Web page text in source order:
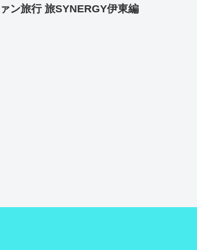
ン旅行 旅SYNERGY伊東編